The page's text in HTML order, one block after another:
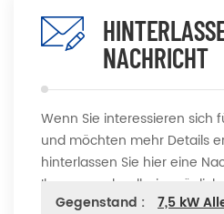
NACHRICHT
Wenn Sie interessieren sich
und möchten mehr Details
hinterlassen Sie hier eine
Ihnen so schnell wie möglich
Gegenstand :
7,5 kW